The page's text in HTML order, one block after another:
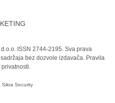
ISSN 2744-2195. Sva prava
bez dozvole izdavača. Pravila
privatnosti.
Sikra Security